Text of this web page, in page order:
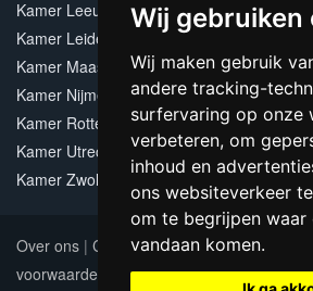
Wij gebruiken
Wij maken gebruik
andere tracking-
surfervaring op onze
verbeteren, om
inhoud en
ons websiteverkeer
om te begrijpen waar
vandaan komen.
Kamer Leeuwarden
Kamer Leiden
Kamer Maastricht
Kamer Nijmegen
Kamer Rotterdam
Kamer Utrecht
Kamer Zwolle
Over ons | Contact|Adverteren|Sitemap
voorwaarden
Update cookies preferences